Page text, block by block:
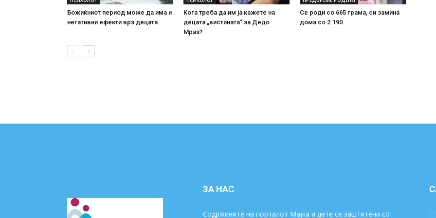
Божиќниот период може да има и
негативни ефекти врз децата
Кога треба да им ја кажете на
децата „вистината“ за Дедо
Мраз?
Се роди со 665 грама, си замина
дома со 2.190
ЗА НАС
Содржините на порталот Мајка и дете се заштитени со